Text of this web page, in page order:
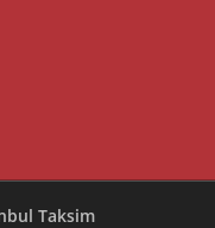
Taksim